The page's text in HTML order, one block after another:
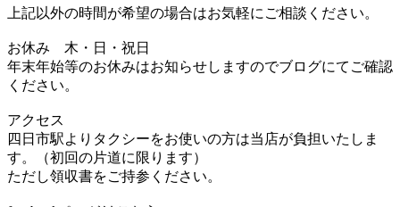
上記以外の時間が希望の場合はお気軽にご相談ください。
お休み 木・日・祝日
年末年始等のお休みはお知らせしますのでブログにてご確認
ください。
アクセス
四日市駅よりタクシーをお使いの方は当店が負担いたしま
す。（初回の片道に限ります）
ただし領収書をご持参ください。